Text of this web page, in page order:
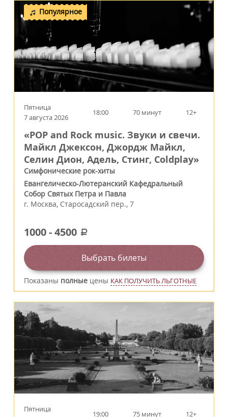
Популярное
Пятница
7 августа 2026
18:00 70 минут 12+
«POP and Rock music. Звуки и свечи.
Майкл Джексон, Джордж Майкл,
Селин Дион, Адель, Стинг, Coldplay»
Симфонические рок-хиты
Евангелическо-Лютеранский Кафедральный
Собор Святых Петра и Павла
г. Москва, Старосадский пер., 7
1000-4500 a
Выбрать билеты
Показаны полные цены КАК ПОЛУЧИТЬ ЛЬГОТНЫЕ
Пятница
19:00 75 минут 12+